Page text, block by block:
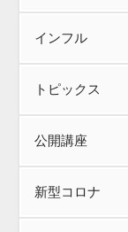
インフル
トピックス
公開講座
新型コロナ